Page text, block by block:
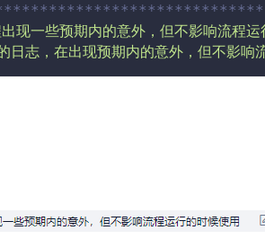
现一些预期内的意外，但不影响流程
志，在出现预期内的意外，但不影响